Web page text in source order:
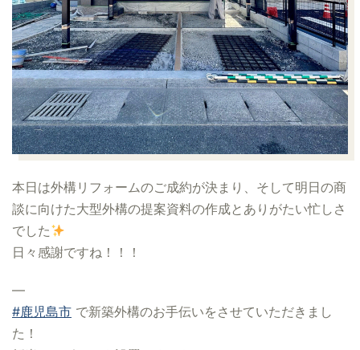
本日は外構リフォームのご成約が決まり、そして明日の商
談に向けた大型外構の提案資料の作成とありがたい忙しさ
でした
日々感謝ですね！！！
—
#鹿児島市 で新築外構のお手伝いをさせていただきまし
た！